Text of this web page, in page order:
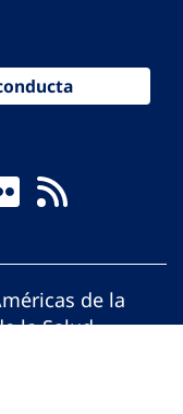
de la
la Salud